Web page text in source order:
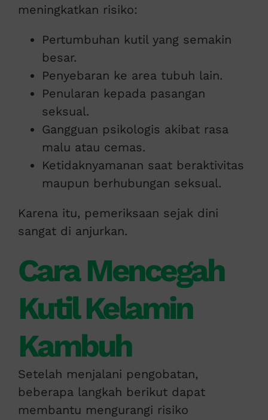
meningkatkan risiko:
Pertumbuhan kutil yang semakin
besar.
Penyebaran ke area tubuh lain.
Penularan kepada pasangan
seksual.
Gangguan psikologis akibat rasa
malu atau cemas.
Ketidaknyamanan saat beraktivitas
maupun berhubungan seksual.
Karena itu, pemeriksaan sejak dini
sangat di anjurkan.
Cara Mencegah
Kutil Kelamin
Kambuh
Setelah menjalani pengobatan,
beberapa langkah berikut dapat
membantu mengurangi risiko